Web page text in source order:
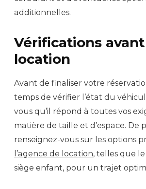
additionnelles.
Vérifications
location
Avant de finaliser votre
temps de vérifier l’état du
vous qu’il répond à toutes vos
matière de taille et d’espace. De
renseignez-vous sur les options
l’agence de location, telles que
siège enfant, pour un trajet